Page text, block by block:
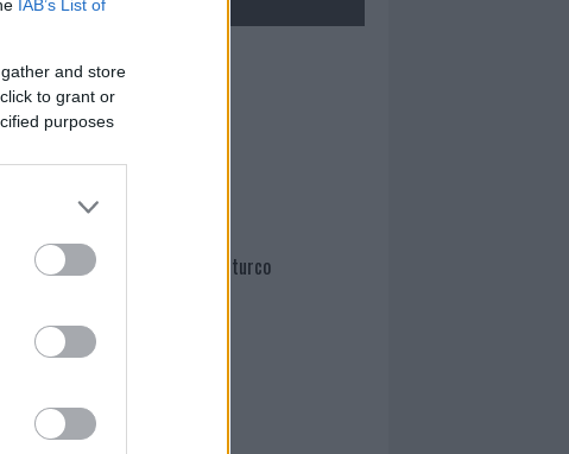
IAB’s List of
and store
to grant or
purposes
Mario Malu
Paolo Pinna
Martina Agostina Diturco